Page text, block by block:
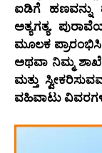
ಐಡಿಗೆ ಹಣವನ್ನು
ಅತ್ಯಗತ್ಯ.
ಮೂಲಕ
ಅಥವಾ ನಿಮ್ಮ
ಮತ್ತು
ವಹಿವಾಟು